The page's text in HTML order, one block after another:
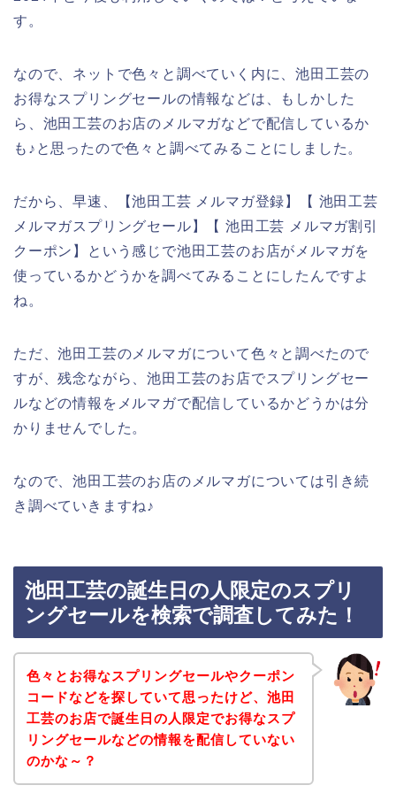
す。
なので、ネットで色々と調べていく内に、池田工芸の
お得なスプリングセールの情報などは、もしかした
ら、池田工芸のお店のメルマガなどで配信しているか
も♪と思ったので色々と調べてみることにしました。
だから、早速、【池田工芸 メルマガ登録】【 池田工芸
メルマガスプリングセール】【 池田工芸 メルマガ割引
クーポン】という感じで池田工芸のお店がメルマガを
使っているかどうかを調べてみることにしたんですよ
ね。
ただ、池田工芸のメルマガについて色々と調べたので
すが、残念ながら、池田工芸のお店でスプリングセー
ルなどの情報をメルマガで配信しているかどうかは分
かりませんでした。
なので、池田工芸のお店のメルマガについては引き続
き調べていきますね♪
池田工芸の誕生日の人限定のスプリ
ングセールを検索で調査してみた！
色々とお得なスプリングセールやクーポン
コードなどを探していて思ったけど、池田
工芸のお店で誕生日の人限定でお得なスプ
リングセールなどの情報を配信していない
のかな～？